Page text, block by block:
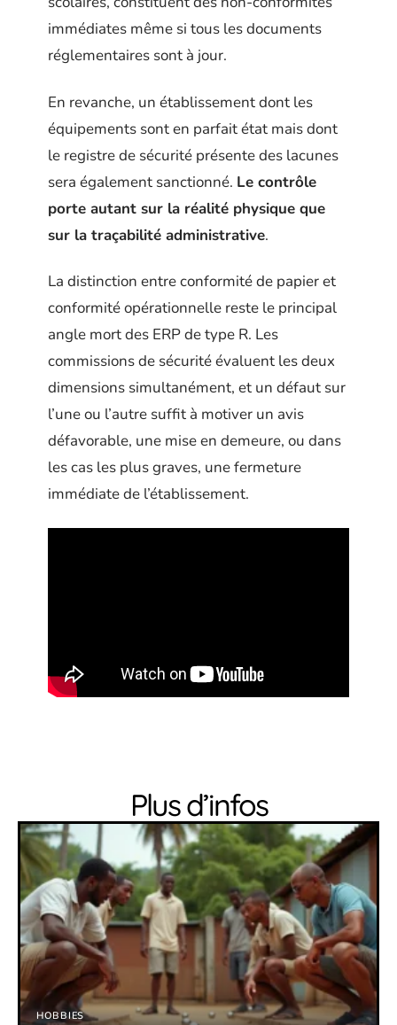
immédiates même si tous les documents
réglementaires sont à jour.
En revanche, un établissement dont les
équipements sont en parfait état mais dont
le registre de sécurité présente des lacunes
sera également sanctionné. Le contrôle
porte autant sur la réalité physique que
sur la traçabilité administrative.
La distinction entre conformité de papier et
conformité opérationnelle reste le principal
angle mort des ERP de type R. Les
commissions de sécurité évaluent les deux
dimensions simultanément, et un défaut sur
l’une ou l’autre suffit à motiver un avis
défavorable, une mise en demeure, ou dans
les cas les plus graves, une fermeture
immédiate de l’établissement.
Plus d’infos
HOBBIES